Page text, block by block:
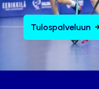
Tulospalveluun